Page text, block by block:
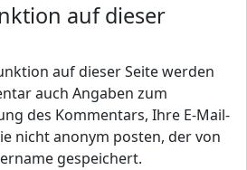
auf dieser
auf dieser Seite werden
auch Angaben zum
des Kommentars, Ihre E-Mail-
nicht anonym posten, der von
gespeichert.